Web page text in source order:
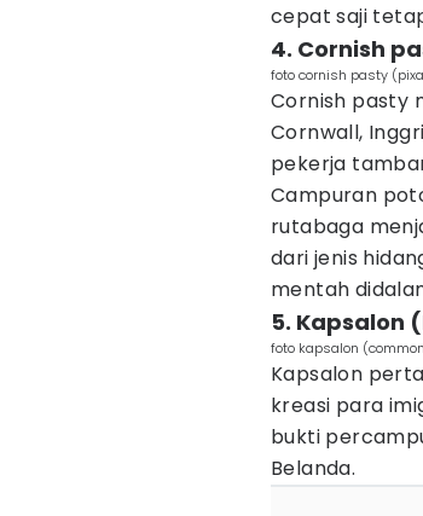
cepat saji
4. Cornish
foto cornish pasty
Cornish pasty
Cornwall,
pekerja
Campuran
rutabaga
dari jenis
mentah
5. Kapsalon
foto kapsalon
Kapsalon
kreasi para
bukti
Belanda.